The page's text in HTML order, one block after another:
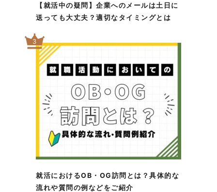
【就活中の疑問】企業へのメールは土日に
送っても大丈夫？適切なタイミングとは
就活におけるOB・OG訪問とは？具体的な
流れや質問の例などをご紹介
3